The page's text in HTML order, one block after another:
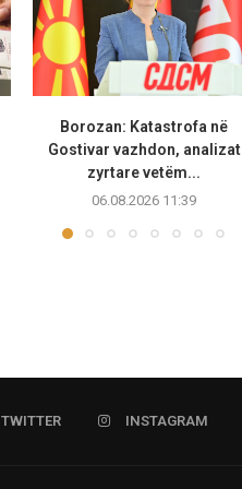
Borozan: Katastrofa në
Gostivar vazhdon, analizat
zyrtare vetëm...
06.08.2026 11:39
TWITTER INSTAGRAM